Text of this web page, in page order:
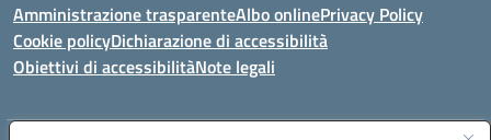
Amministrazione trasparenteAlbo onlinePrivacy Policy
Cookie policyDichiarazione di accessibilità
Obiettivi di accessibilitàNote legali